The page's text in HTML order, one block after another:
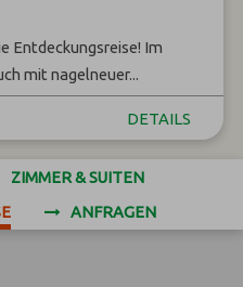
Entdeckungsreise! Im
mit nagelneuer...
DETAILS
ZIMMER & SUITEN
ANFRAGEN